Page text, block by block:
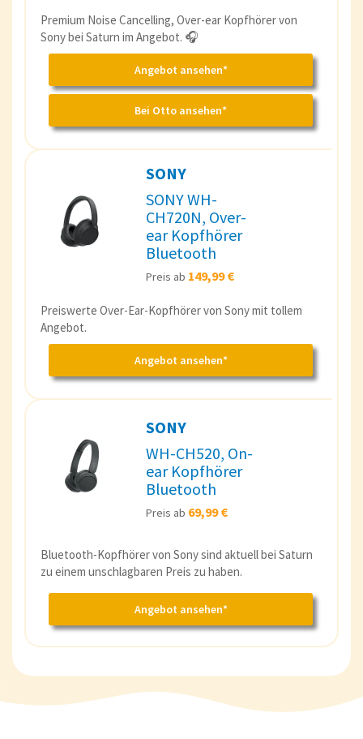
Premium Noise Cancelling, Over-ear Kopfhörer von
Sony bei Saturn im Angebot. 🎧
Angebot ansehen*
Bei Otto ansehen*
SONY
SONY WH-
CH720N, Over-
ear Kopfhörer
Bluetooth
Preis ab 149,99 €
Preiswerte Over-Ear-Kopfhörer von Sony mit tollem
Angebot.
Angebot ansehen*
SONY
WH-CH520, On-
ear Kopfhörer
Bluetooth
Preis ab 69,99 €
Bluetooth-Kopfhörer von Sony sind aktuell bei Saturn
zu einem unschlagbaren Preis zu haben.
Angebot ansehen*